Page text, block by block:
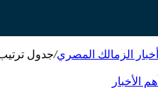
أخبار الزمالك المصري/جدول
أهم الأخبار